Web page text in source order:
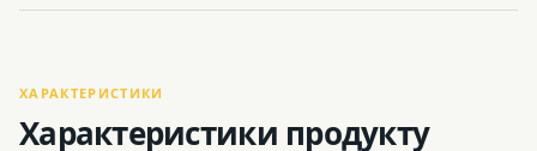
ХАРАКТЕРИСТИКИ
Характеристики продукту